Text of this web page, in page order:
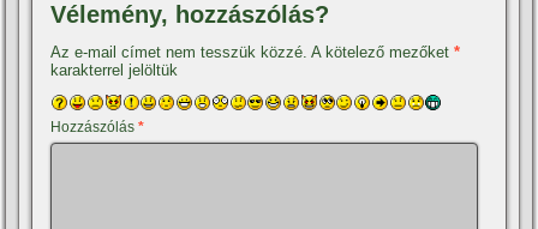
Vélemény, hozzászólás?
Az e-mail címet nem tesszük közzé. A kötelező mezőket*
karakterrel jelöltük
Hozzászólás*